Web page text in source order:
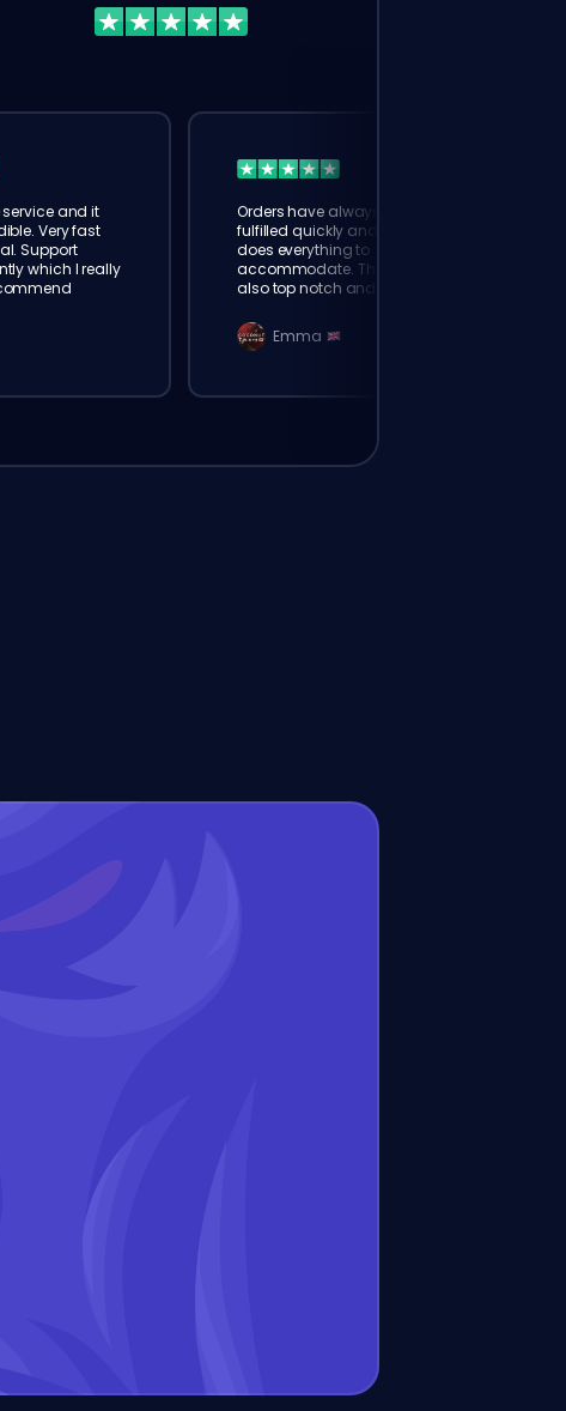
and it
Very fast
Support
which I really
Orders have always been
fulfilled quickly and booster
does everything to
accommodate. The support is
also top notch and responds
elokingEmma